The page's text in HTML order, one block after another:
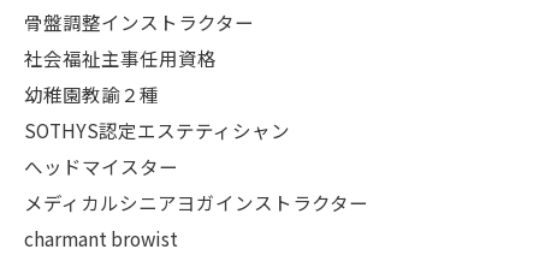
骨盤調整インストラクター
社会福祉主事任用資格
幼稚園教諭２種
SOTHYS認定エステティシャン
へッドマイスター
メディカルシニアヨガインストラクター
charmant browist